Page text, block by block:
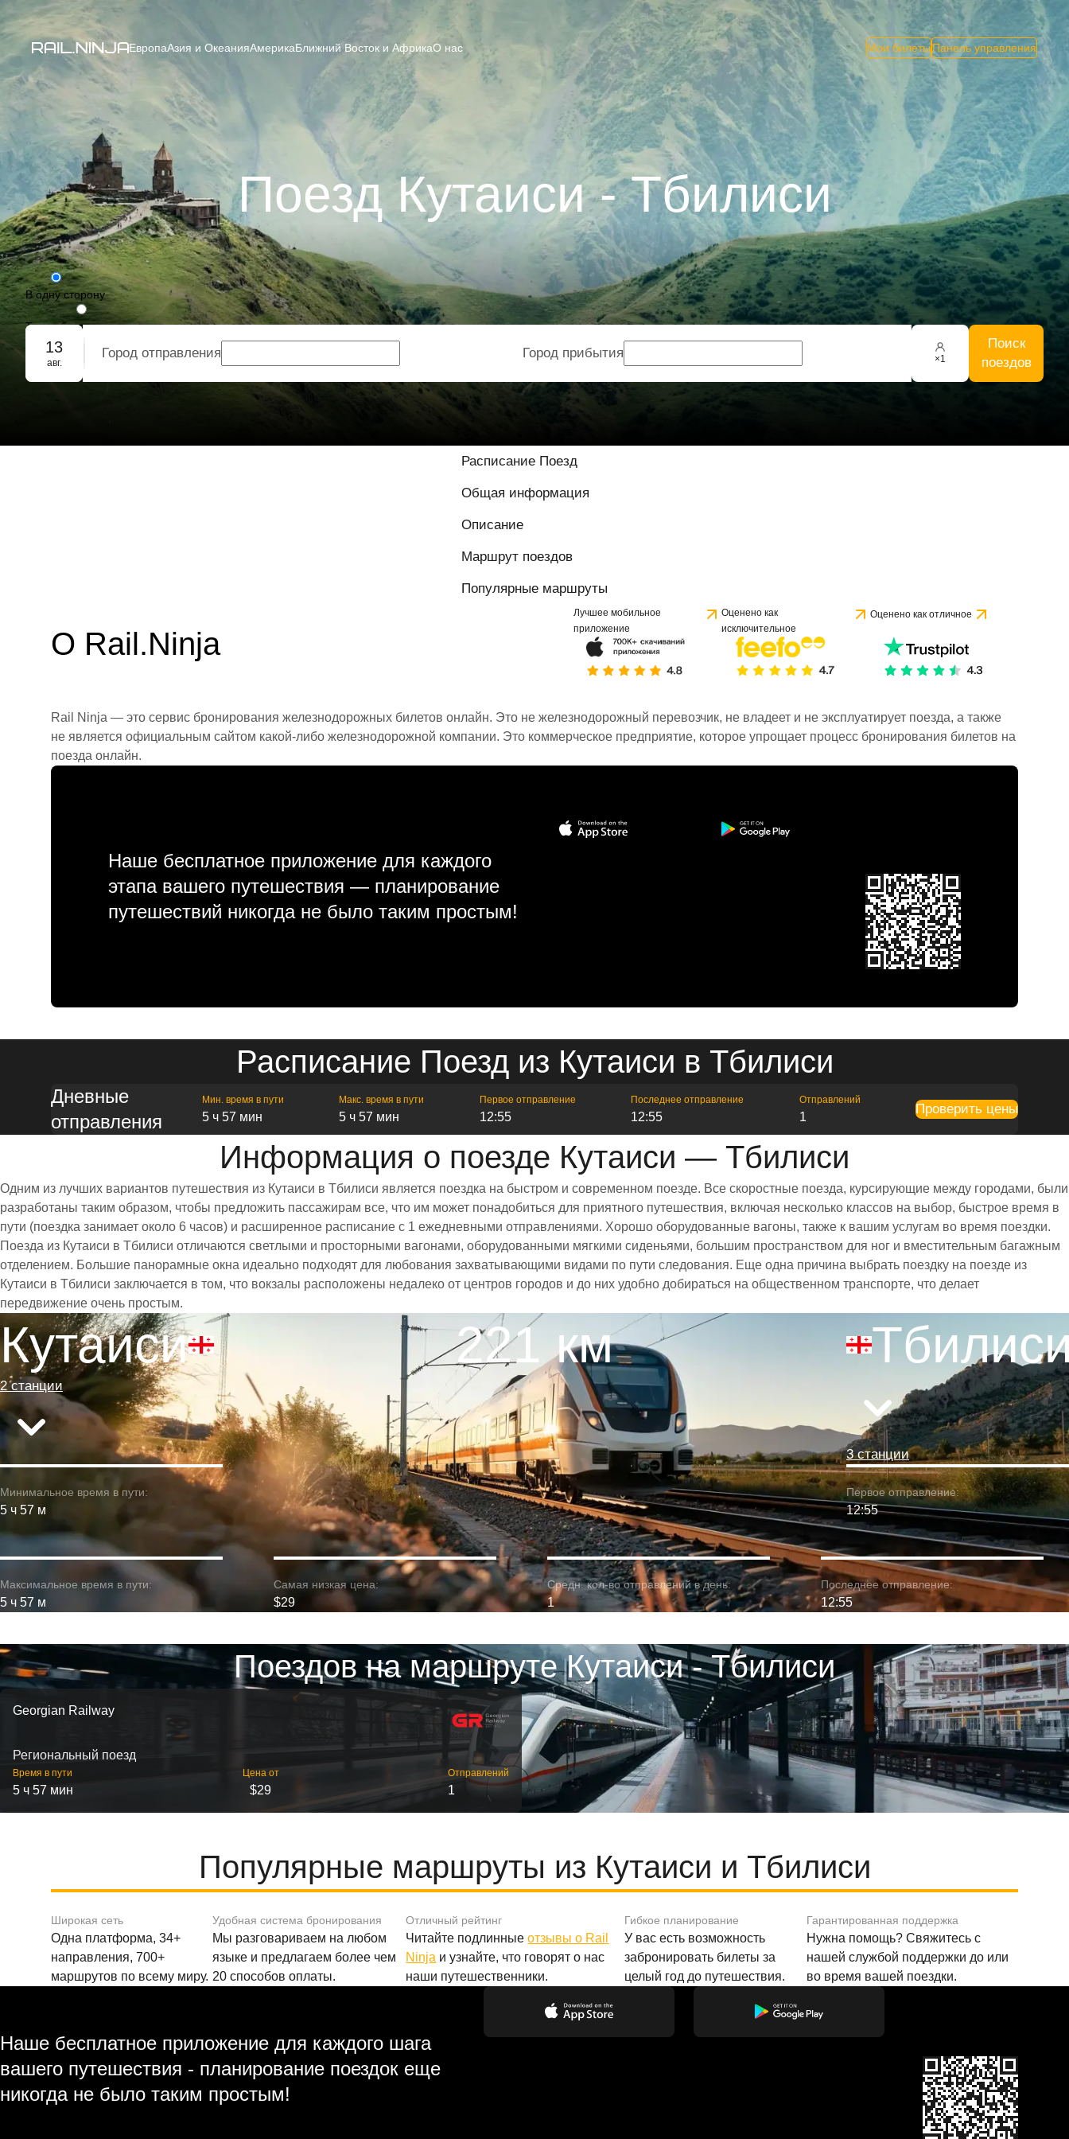
ЕвропаАзия и ОкеанияАмерикаБлижний Восток и АфрикаО нас Мои билетыПанель управления
Поезд Кутаиси - Тбилиси
В одну сторону
Туда-обратно
Групповое бронирование
13
авг.
Город отправления Город прибытия ×1
Поиск
поездов
Расписание Поезд
Общая информация
Описание
Маршрут поездов
Популярные маршруты
О Rail.Ninja
Лучшее мобильное
приложение
Оценено как
исключительное
Оценено как отличное
Rail Ninja — это сервис бронирования железнодорожных билетов онлайн. Это не железнодорожный перевозчик, не владеет и не эксплуатирует поезда, а также
не является официальным сайтом какой-либо железнодорожной компании. Это коммерческое предприятие, которое упрощает процесс бронирования билетов на
поезда онлайн.
Наше бесплатное приложение для каждого
этапа вашего путешествия — планирование
путешествий никогда не было таким простым!
Расписание Поезд из Кутаиси в Тбилиси
Дневные
отправления
Мин. время в пути
5 ч 57 мин
Макс. время в пути
5 ч 57 мин
Первое отправление
12:55
Последнее отправление
12:55
Отправлений
1
Проверить цены
Информация о поезде Кутаиси — Тбилиси
Одним из лучших вариантов путешествия из Кутаиси в Тбилиси является поездка на быстром и современном поезде. Все скоростные поезда, курсирующие между городами, были
разработаны таким образом, чтобы предложить пассажирам все, что им может понадобиться для приятного путешествия, включая несколько классов на выбор, быстрое время в
пути (поездка занимает около 6 часов) и расширенное расписание с 1 ежедневными отправлениями. Хорошо оборудованные вагоны, также к вашим услугам во время поездки.
Поезда из Кутаиси в Тбилиси отличаются светлыми и просторными вагонами, оборудованными мягкими сиденьями, большим пространством для ног и вместительным багажным
отделением. Большие панорамные окна идеально подходят для любования захватывающими видами по пути следования. Еще одна причина выбрать поездку на поезде из
Кутаиси в Тбилиси заключается в том, что вокзалы расположены недалеко от центров городов и до них удобно добираться на общественном транспорте, что делает
передвижение очень простым.
Кутаиси
2 станции
221 км
3 станции
Минимальное время в пути:
5 ч 57 м
Первое отправление:
12:55
Максимальное время в пути:
5 ч 57 м
Самая низкая цена:
$29
Средн. кол-во отправлений в день:
1
Последнее отправление:
12:55
Поездов на маршруте Кутаиси - Тбилиси
Georgian Railway
Региональный поезд
Время в пути
5 ч 57 мин
Цена от
$29
Отправлений
1
Популярные маршруты из Кутаиси и Тбилиси
8 / 10 на основе 1 отзыва
Широкая сеть
Одна платформа, 34+
направления, 700+
маршрутов по всему миру.
Удобная система бронирования
Мы разговариваем на любом
языке и предлагаем более чем
20 способов оплаты.
Отличный рейтинг
Читайте подлинныеотзывы о Rail
Ninja и узнайте, что говорят о нас
наши путешественники.
Гибкое планирование
У вас есть возможность
забронировать билеты за
целый год до путешествия.
Гарантированная поддержка
Нужна помощь? Свяжитесь с
нашей службой поддержки до или
во время вашей поездки.
Наше бесплатное приложение для каждого шага
вашего путешествия - планирование поездок еще
никогда не было таким простым!